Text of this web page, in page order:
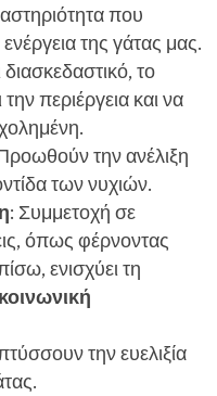
που
της γάτας μας.
το
περιέργεια και να
την ανέλιξη
των νυχιών.
: Συμμετοχή σε
όπως φέρνοντας
ενισχύει τη
κοινωνική
την ευελιξία